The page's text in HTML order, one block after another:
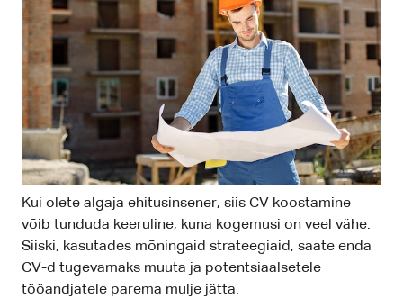
Kui olete algaja ehitusinsener, siis CV koostamine
võib tunduda keeruline, kuna kogemusi on veel vähe.
Siiski, kasutades mõningaid strateegiaid, saate enda
CV-d tugevamaks muuta ja potentsiaalsetele
tööandjatele parema mulje jätta.